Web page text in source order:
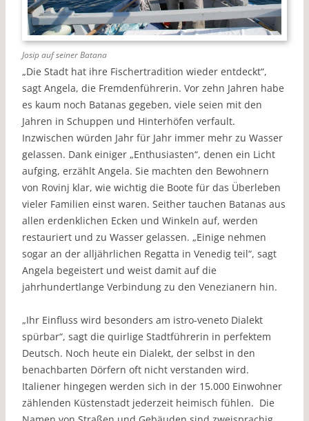
Josip auf seiner Batana
„Die Stadt hat ihre Fischertradition wieder entdeckt“,
sagt Angela, die Fremdenführerin. Vor zehn Jahren habe
es kaum noch Batanas gegeben, viele seien mit den
Jahren in Schuppen und Hinterhöfen verfault.
Inzwischen würden Jahr für Jahr immer mehr zu Wasser
gelassen. Dank einiger „Enthusiasten“, denen ein Licht
aufging, erzählt Angela. Sie machten den Bewohnern
von Rovinj klar, wie wichtig die Boote für das Überleben
vieler Familien einst waren. Seither tauchen Batanas aus
allen erdenklichen Ecken und Winkeln auf, werden
restauriert und zu Wasser gelassen. „Einige nehmen
sogar an der alljährlichen Regatta in Venedig teil“, sagt
Angela begeistert und weist damit auf die
jahrhundertlange Verbindung zu den Venezianern hin.
„Ihr Einfluss wird besonders am istro-veneto Dialekt
spürbar“, sagt die quirlige Stadtführerin in perfektem
Deutsch. Noch heute ein Dialekt, der selbst in den
benachbarten Dörfern oft nicht verstanden wird.
Italiener hingegen werden sich in der 15.000 Einwohner
zählenden Küstenstadt jederzeit heimisch fühlen. Die